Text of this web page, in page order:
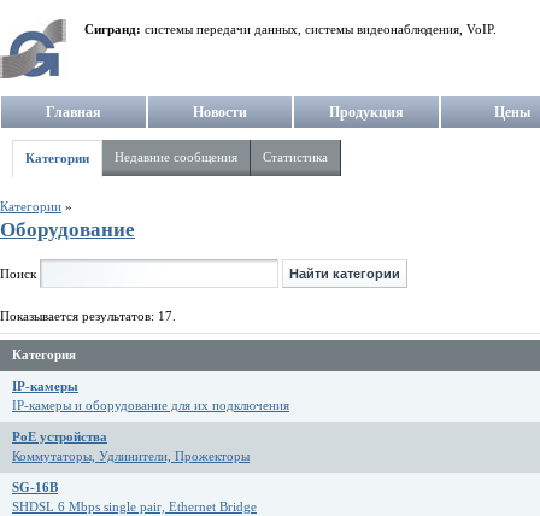
Сигранд: системы передачи данных, системы видеонаблюдения, VoIP.
Главная Новости Продукция Цены
Категории Недавние сообщения Статистика
Категории »
Оборудование
Поиск
Показывается результатов: 17.
Категория
IP-камеры
IP-камеры и оборудование для их подключения
PoE устройства
Коммутаторы, Удлинители, Прожекторы
SG-16B
SHDSL 6 Mbps single pair, Ethernet Bridge